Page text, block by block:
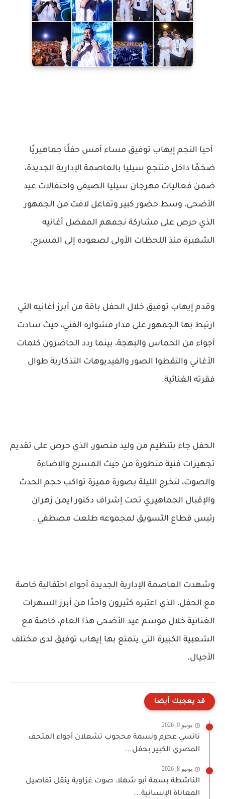
أحيا النجم إيهاب توفيق مساء أمس حفلًا جماهيريًا
ضخمًا داخل منتجع سيليا بالعاصمة الإدارية الجديدة،
ضمن فعاليات مهرجان سيليا الصيفي واحتفالات عيد
الأضحى، وسط حضور كبير وتفاعل لافت من الجمهور
الذي حرص على مشاركة نجمهم المفضل أغانيه
الشهيرة منذ اللحظات الأولى لصعوده إلى المسرح.
وقدم إيهاب توفيق خلال الحفل باقة من أبرز أغانيه التي
ارتبط بها الجمهور على مدار مشواره الفني، حيث سادت
أجواء من الحماس والبهجة، بينما ردد الحاضرون كلمات
الأغاني والتقطوا الصور والفيديوهات التذكارية طوال
فقرته الغنائية.
الحفل جاء بتنظيم من وليد منصور، الذي حرص على تقديم
تجهيزات فنية متطورة من حيث المسرح والإضاءة
والصوت، لتخرج الليلة بصورة مميزة تواكب حجم الحدث
والإقبال الجماهيري تحت إشراف دكتور ايمن زهران
رئيس قطاع التسويق لمجموعه طلعت مصطفي .
وشهدت العاصمة الإدارية الجديدة أجواء احتفالية خاصة
مع الحفل، الذي اعتبره كثيرون واحدًا من أبرز السهرات
الغنائية خلال موسم عيد الأضحى هذا العام، خاصة مع
الشعبية الكبيرة التي يتمتع بها إيهاب توفيق لدى مختلف
الأجيال.
قد يعجبك أيضا
يونيو 9, 2026
نانسي عجرم ونسمة محجوب تشعلان أجواء المتحف
المصري الكبير بحفل...
يونيو 8, 2026
الناشطة بسمة أبو شهلا: صوت غزاوية ينقل تفاصيل
المعاناة الإنسانية...